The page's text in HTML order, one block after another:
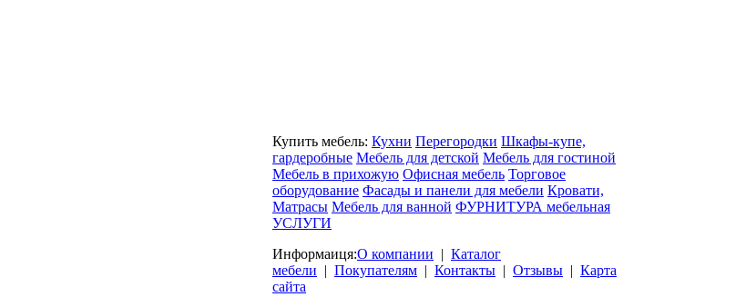
Купить мебель: Кухни Перегородки Шкафы-купе,
гардеробные Мебель для детской Мебель для гостиной
Мебель в прихожую Офисная мебель Торговое
оборудование Фасады и панели для мебели Кровати,
Матрасы Мебель для ванной ФУРНИТУРА мебельная
УСЛУГИ
Информаиця:О компании | Каталог
мебели | Покупателям | Контакты | Отзывы | Карта
сайта